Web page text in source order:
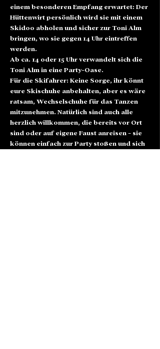
einem besonderen Empfang erwartet: Der
Hüttenwirt persönlich wird sie mit einem
Skidoo abholen und sicher zur Toni Alm
bringen, wo sie gegen 14 Uhr eintreffen
werden.
Ab ca. 14 oder 15 Uhr verwandelt sich die
Toni Alm in eine Party-Oase.
Für die Skifahrer: Keine Sorge, ihr könnt
eure Skischuhe anbehalten, aber es wäre
ratsam, Wechselschuhe für das Tanzen
mitzunehmen. Natürlich sind auch alle
herzlich willkommen, die bereits vor Ort
sind oder auf eigene Faust anreisen - sie
können einfach zur Party stoßen und sich